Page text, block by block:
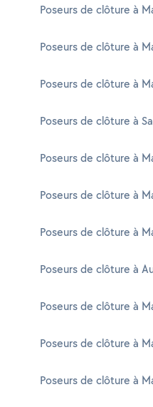
Poseurs de clôture à
Poseurs de clôture à
Poseurs de clôture à
Poseurs de clôture à
Poseurs de clôture à
Poseurs de clôture à
Poseurs de clôture à
Poseurs de clôture à
Poseurs de clôture à
Poseurs de clôture à
Poseurs de clôture à